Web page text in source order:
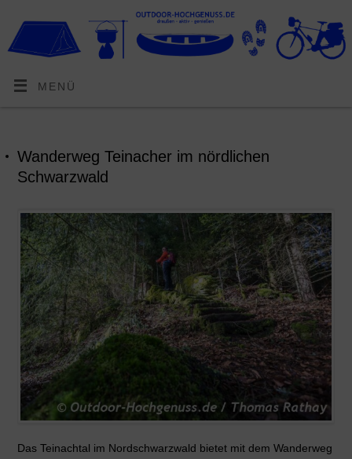
MENÜ
Wanderweg Teinacher im nördlichen
Schwarzwald
Das Teinachtal im Nordschwarzwald bietet mit dem Wanderweg